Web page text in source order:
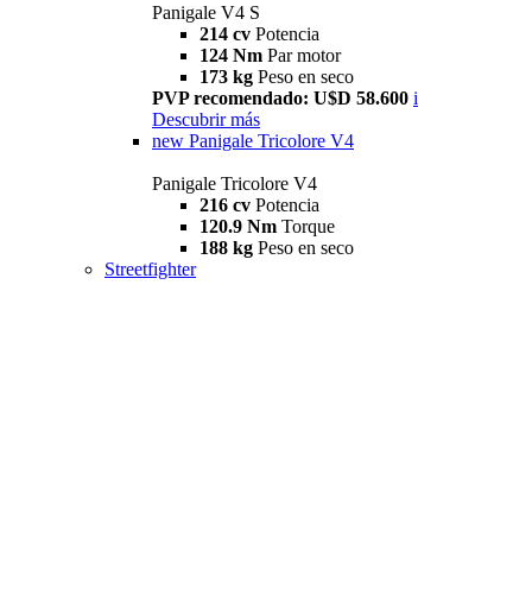
Panigale V4 S
214 cv Potencia
124 Nm Par motor
173 kg Peso en seco
PVP recomendado: U$D 58.600 i
Descubrir más
new Panigale Tricolore V4
Panigale Tricolore V4
216 cv Potencia
120.9 Nm Torque
188 kg Peso en seco
Streetfighter